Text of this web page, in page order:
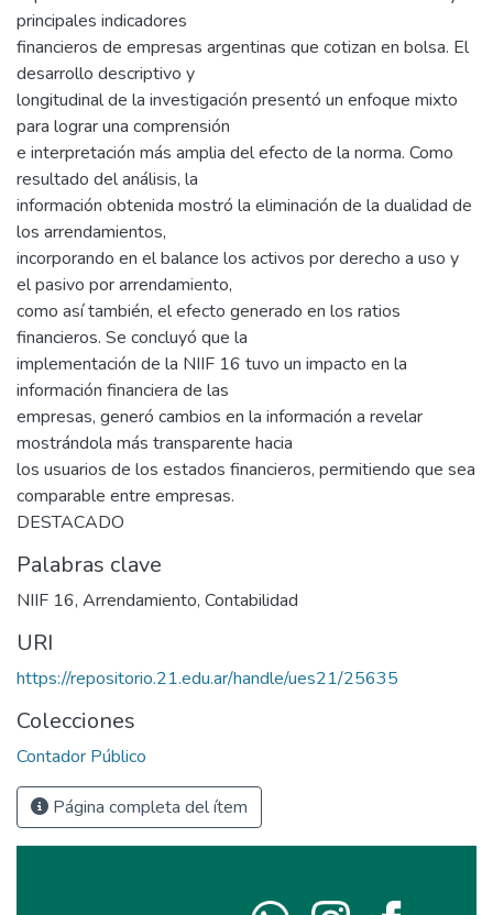
principales indicadores
financieros de empresas argentinas que cotizan en bolsa. El
desarrollo descriptivo y
longitudinal de la investigación presentó un enfoque mixto
para lograr una comprensión
e interpretación más amplia del efecto de la norma. Como
resultado del análisis, la
información obtenida mostró la eliminación de la dualidad de
los arrendamientos,
incorporando en el balance los activos por derecho a uso y
el pasivo por arrendamiento,
como así también, el efecto generado en los ratios
financieros. Se concluyó que la
implementación de la NIIF 16 tuvo un impacto en la
información financiera de las
empresas, generó cambios en la información a revelar
mostrándola más transparente hacia
los usuarios de los estados financieros, permitiendo que sea
comparable entre empresas.
DESTACADO
Palabras clave
NIIF 16, Arrendamiento, Contabilidad
URI
https://repositorio.21.edu.ar/handle/ues21/25635
Colecciones
Contador Público
Página completa del ítem